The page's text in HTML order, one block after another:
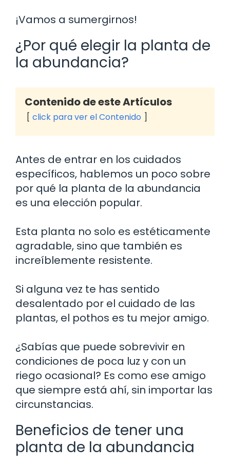
¡Vamos a sumergirnos!
¿Por qué elegir la planta de
la abundancia?
Contenido de este Artículos
click para ver el Contenido
Antes de entrar en los cuidados
específicos, hablemos un poco sobre
por qué la planta de la abundancia
es una elección popular.
Esta planta no solo es estéticamente
agradable, sino que también es
increíblemente resistente.
Si alguna vez te has sentido
desalentado por el cuidado de las
plantas, el pothos es tu mejor amigo.
¿Sabías que puede sobrevivir en
condiciones de poca luz y con un
riego ocasional? Es como ese amigo
que siempre está ahí, sin importar las
circunstancias.
Beneficios de tener una
planta de la abundancia